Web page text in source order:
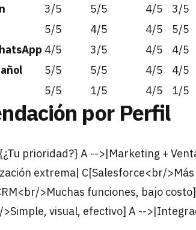
3/5 5/5 4/5
3/5
5/5 4/5 4/5
5/5
4/5 3/5 4/5
4/5
5/5 5/5 4/5
4/5
5/5 1/5 4/5 1/5
por Perfil
prioridad?} A -->|Marketing +
extrema| C[Salesforce<br/
>Muchas funciones, bajo
visual, efectivo] A --